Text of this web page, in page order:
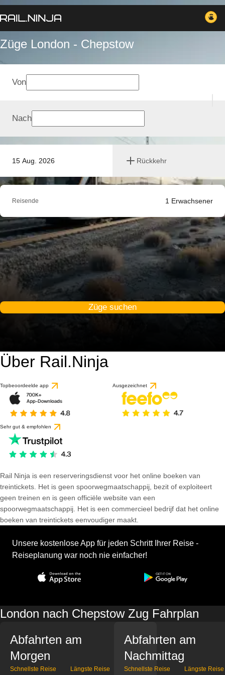
Züge London - Chepstow
15 Aug. 2026 Rückkehr
Von
Nach
Reisende 1 Erwachsener
Züge suchen
Über Rail.Ninja
Topbeoordeelde app Ausgezeichnet
Sehr gut & empfohlen
Rail Ninja is een reserveringsdienst voor het online boeken van
treintickets. Het is geen spoorwegmaatschappij, bezit of exploiteert
geen treinen en is geen officiële website van een
spoorwegmaatschappij. Het is een commercieel bedrijf dat het online
boeken van treintickets eenvoudiger maakt.
Unsere kostenlose App für jeden Schritt Ihrer Reise -
Reiseplanung war noch nie einfacher!
London nach Chepstow Zug Fahrplan
Abfahrten am
Morgen
Schnellste Reise Längste Reise
Abfahrten am
Nachmittag
Schnellste Reise Längste Reise